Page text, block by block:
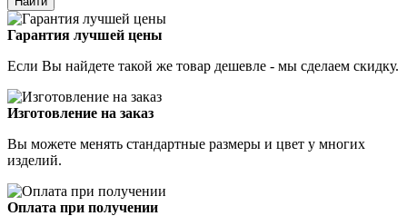
Гарантия лучшей цены
Если Вы найдете такой же товар дешевле - мы сделаем скидку.
Изготовление на заказ
Вы можете менять стандартные размеры и цвет у многих
изделий.
Оплата при получении